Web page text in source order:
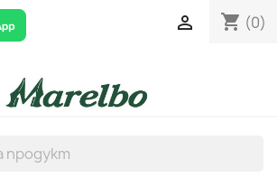
shopping_cart (0)
